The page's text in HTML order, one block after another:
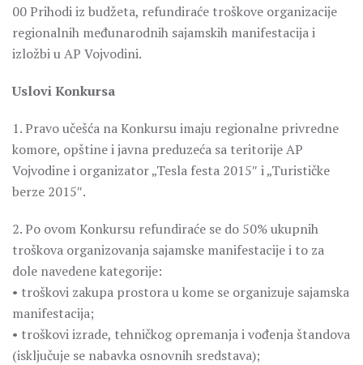
00 Prihodi iz budžeta, refundiraće troškove organizacije
regionalnih međunarodnih sajamskih manifestacija i
izložbi u AP Vojvodini.
Uslovi Konkursa
1. Pravo učešća na Konkursu imaju regionalne privredne
komore, opštine i javna preduzeća sa teritorije AP
Vojvodine i organizator „Tesla festa 2015″ i „Turističke
berze 2015″.
2. Po ovom Konkursu refundiraće se do 50% ukupnih
troškova organizovanja sajamske manifestacije i to za
dole navedene kategorije:
• troškovi zakupa prostora u kome se organizuje sajamska
manifestacija;
• troškovi izrade, tehničkog opremanja i vođenja štandova
(isključuje se nabavka osnovnih sredstava);